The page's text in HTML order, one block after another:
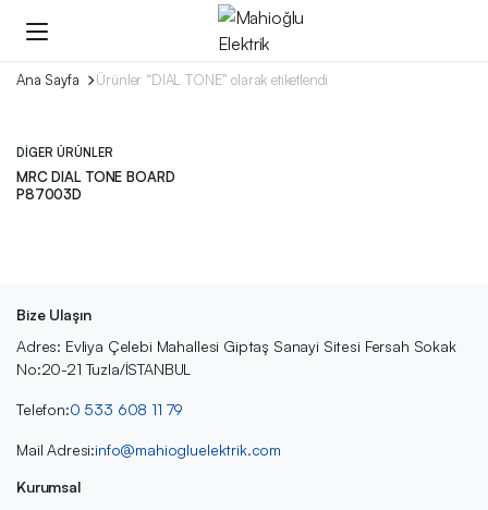
Ana Sayfa Ürünler “DIAL TONE” olarak etiketlendi
DIGER ÜRÜNLER
MRC DIAL TONE BOARD
P87003D
Bize Ulaşın
Adres: Evliya Çelebi Mahallesi Giptaş Sanayi Sitesi Fersah Sokak
No:20-21 Tuzla/İSTANBUL
Telefon:0 533 608 11 79
Mail Adresi:info@mahiogluelektrik.com
Kurumsal